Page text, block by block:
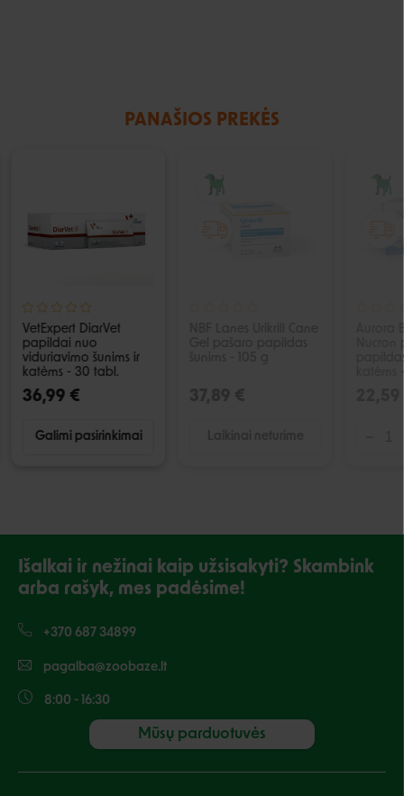
PANAŠIOS PREKĖS
VetExpert DiarVet
papildai nuo
viduriavimo šunims ir
katėms - 30 tabl.
36,99 €
Galimi pasirinkimai
Aurora
Nucron
Išalkai ir nežinai kaip užsisakyti? Skambink
arba rašyk, mes padėsime!
+370 687 34899
pagalba@zoobaze.lt
8:00 - 16:30
Mūsų parduotuvės